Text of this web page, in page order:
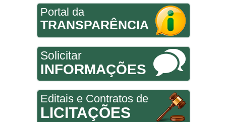
Portal da
TRANSPARÊNCIA
Solicitar
INFORMAÇÕES
Editais e Contratos de
LICITAÇÕES